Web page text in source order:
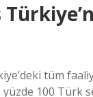
tüm
yüzde 100 Türk